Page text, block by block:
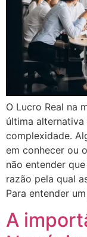
O Lucro Real na
última
complexidade.
em conhecer ou
não entender
razão pela qual
Para entender
A